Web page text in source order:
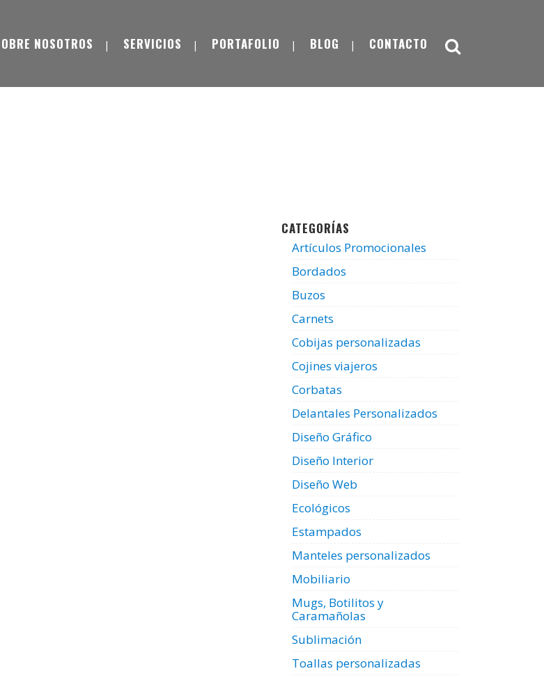
NOSOTROS SERVICIOS PORTAFOLIO BLOG CONTACTO
CATEGORÍAS
Artículos Promocionales
Bordados
Buzos
Carnets
Cobijas personalizadas
Cojines viajeros
Corbatas
Delantales Personalizados
Diseño Gráfico
Diseño Interior
Diseño Web
Ecológicos
Estampados
Manteles personalizados
Mobiliario
Mugs, Botilitos y
Caramañolas
Sublimación
Toallas personalizadas